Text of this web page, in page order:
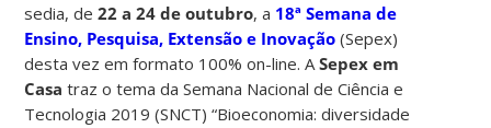
sedia, de22 a 24 de outubro, a 18ª Semana de
Ensino, Pesquisa, Extensão e Inovação (Sepex)
desta vez em formato 100% on-line. ASepex em
Casa traz o tema da Semana Nacional de Ciência e
Tecnologia 2019 (SNCT) “Bioeconomia: diversidade